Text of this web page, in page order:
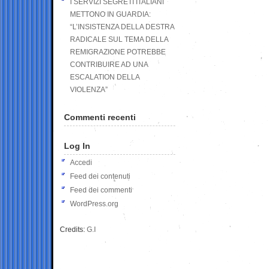
I SERVIZI SEGRETI ITALIANI
METTONO IN GUARDIA:
“L’INSISTENZA DELLA DESTRA
RADICALE SUL TEMA DELLA
REMIGRAZIONE POTREBBE
CONTRIBUIRE AD UNA
ESCALATION DELLA
VIOLENZA”
Commenti recenti
Log In
Accedi
Feed dei contenuti
Feed dei commenti
WordPress.org
Credits: G.I